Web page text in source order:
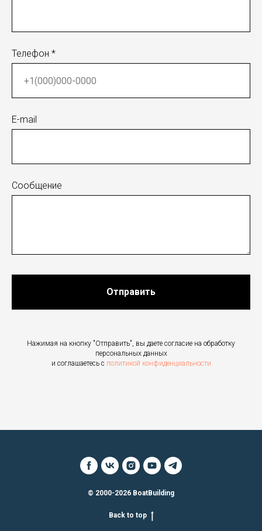
Телефон *
E-mail
Сообщение
Отправить
Нажимая на кнопку "Отправить", вы даете согласие на обработку
персональных данных
и соглашаетесь c политикой конфиденциальности
© 2000-2026 BoatBuilding
Back to top